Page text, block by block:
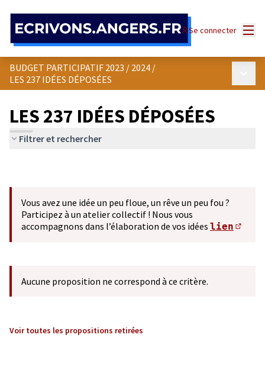
Se connecter
BUDGET PARTICIPATIF 2023 / 2024 /
LES 237 IDÉES DÉPOSÉES
LES 237 IDÉES DÉPOSÉES
Filtrer et rechercher
Vous avez une idée un peu floue, un rêve un peu fou ?
Participez à un atelier collectif ! Nous vous
accompagnons dans l’élaboration de vos idées lien
Aucune proposition ne correspond à ce critère.
Voir toutes les propositions retirées